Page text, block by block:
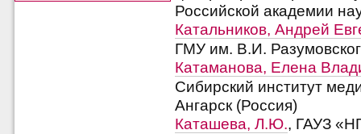
Российской академии
Катальников, Андрей
ГМУ им. В.И.
Катаманова, Елена
Сибирский институт
Ангарск (Россия)
Каташева, Л.Ю., ГАУЗ